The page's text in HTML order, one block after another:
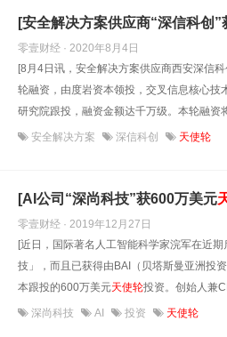
[安全解决方案供应商“深信科创”
零壹财经 · 2020年8月4日
[8月4日讯，安全解决方案供应商西安深信
轮融资，由度岩资本领投，交叉信息核心技
研究院跟投，融资金额达千万级。本轮融资
安全解决方案 深信科创 天使轮
[AI公司“深尚科技”获600万美元
零壹财经 · 2019年12月27日
[近日，国际著名人工智能科学家浣军在近
技」，而且已获得由BAI（贝塔斯曼亚洲投
本跟投的600万美元天使轮投资。创始人兼
深尚科技 AI 投资 天使轮